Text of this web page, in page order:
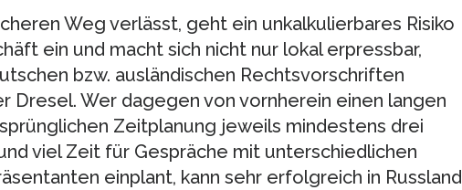
Weg verlässt, geht ein unkalkulierbares Risiko
ein und macht sich nicht nur lokal erpressbar,
bzw. ausländischen Rechtsvorschriften
Dresel. Wer dagegen von vornherein einen langen
Zeitplanung jeweils mindestens drei
viel Zeit für Gespräche mit unterschiedlichen
einplant, kann sehr erfolgreich in Russland